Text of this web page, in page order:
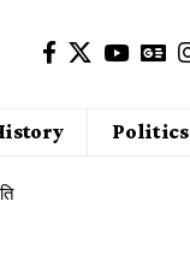
Politics